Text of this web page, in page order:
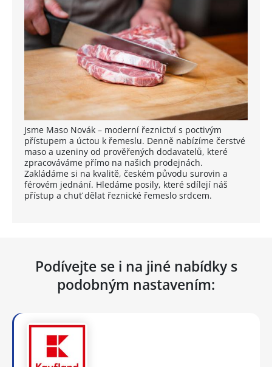
Jsme Maso Novák – moderní řeznictví s poctivým
přístupem a úctou k řemeslu. Denně nabízíme čerstvé
maso a uzeniny od prověřených dodavatelů, které
zpracováváme přímo na našich prodejnách.
Zakládáme si na kvalitě, českém původu surovin a
férovém jednání. Hledáme posily, které sdílejí náš
přístup a chuť dělat řeznické řemeslo srdcem.
Podívejte se i na jiné nabídky s
podobným nastavením: